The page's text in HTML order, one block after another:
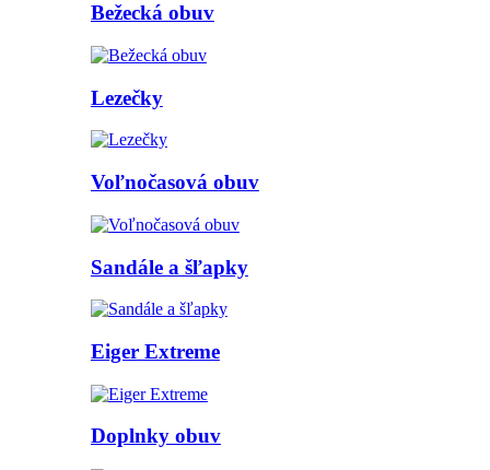
Bežecká obuv
Lezečky
Voľnočasová obuv
Sandále a šľapky
Eiger Extreme
Doplnky obuv